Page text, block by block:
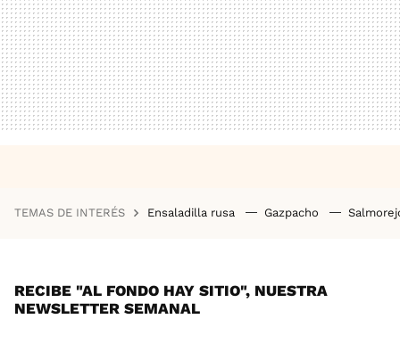
TEMAS DE INTERÉS Ensaladilla rusa Gazpacho
RECIBE "AL FONDO HAY SITIO", NUESTRA
NEWSLETTER SEMANAL